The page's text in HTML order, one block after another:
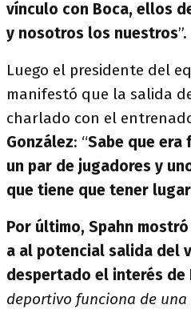
vínculo con Boca, ellos
y nosotros los nuestros”.
Luego el presidente del
manifestó que la salida
charlado con el
González: “Sabe que era
un par de jugadores y
que tiene que tener
Por último, Spahn
a al potencial salida del
despertado el interés de
deportivo funciona de